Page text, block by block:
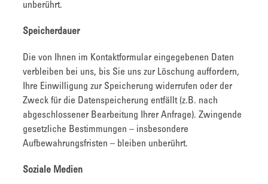
unberührt.
Speicherdauer
Die von Ihnen im Kontaktformular eingegebenen Daten
verbleiben bei uns, bis Sie uns zur Löschung auffordern,
Ihre Einwilligung zur Speicherung widerrufen oder der
Zweck für die Datenspeicherung entfällt (z.B. nach
abgeschlossener Bearbeitung Ihrer Anfrage). Zwingende
gesetzliche Bestimmungen – insbesondere
Aufbewahrungsfristen – bleiben unberührt.
Soziale Medien